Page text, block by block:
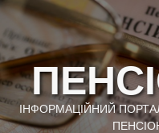
Skip
to
content
ІНФОРМАЦІЙНИЙ